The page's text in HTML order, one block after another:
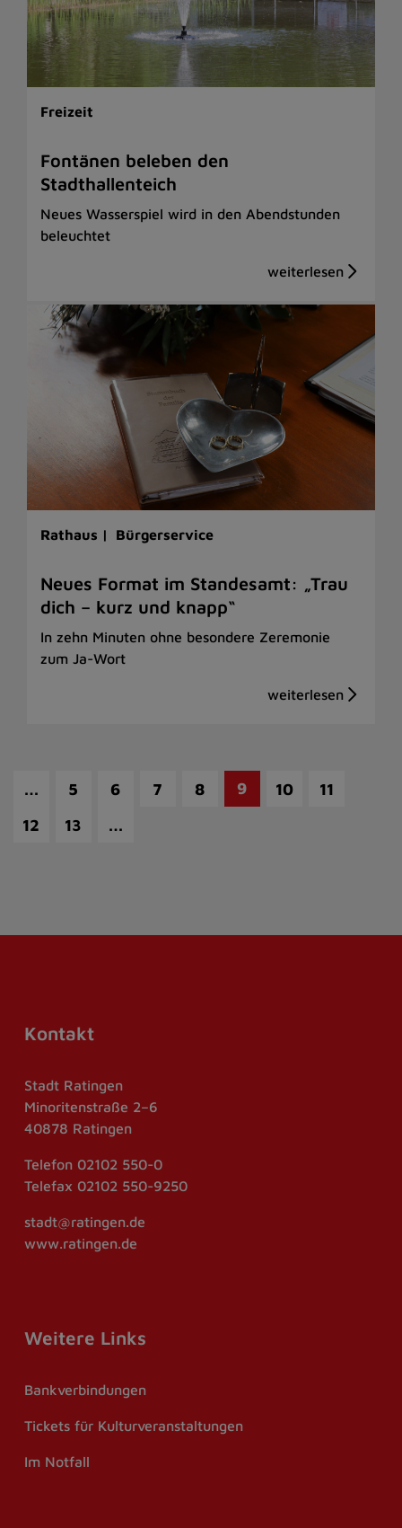
Freizeit
Fontänen beleben den
Stadthallenteich
Neues Wasserspiel wird in den Abendstunden
beleuchtet
Rathaus | Bürgerservice
Neues Format im Standesamt: „Trau
dich – kurz und knapp“
In zehn Minuten ohne besondere Zeremonie
zum Ja-Wort
… 5 6 7 8 9 10
11
12
13 …
Kontakt
Stadt Ratingen
Minoritenstraße 2–6
40878 Ratingen
Telefon 02102 550-0
Telefax 02102 550-9250
stadt@ratingen.de
www.ratingen.de
Weitere Links
Bankverbindungen
Tickets für Kulturveranstaltungen
Im Notfall